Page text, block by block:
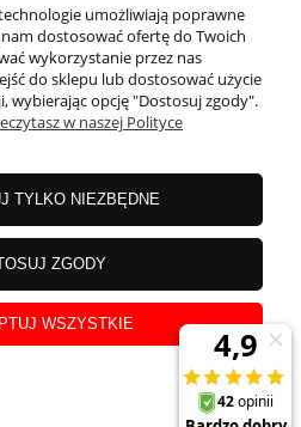
KONTO
I DOSTAWA
O NAS
umożliwiają poprawne
dostosować ofertę do Twoich
wykorzystanie przez nas
do sklepu lub dostosować użycie
wybierając opcję "Dostosuj zgody".
w naszej Polityce
TYLKO NIEZBĘDNE
ZGODY
WSZYSTKIE